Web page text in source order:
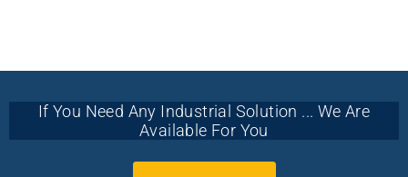
If You Need Any Industrial Solution ... We Are
Available For You